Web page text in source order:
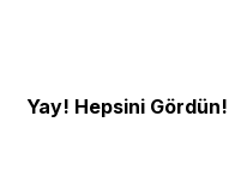
Yay! Hepsini Gördün!